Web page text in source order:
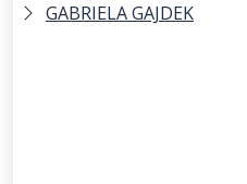
GABRIELA GAJDEK